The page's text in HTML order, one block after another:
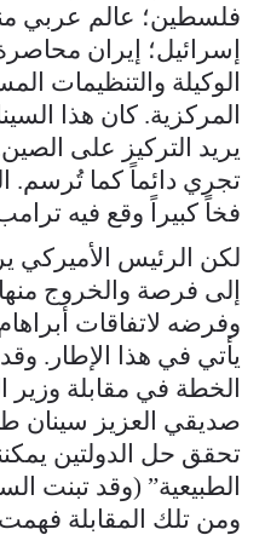
فلسطين؛ عالم عربي
إسرائيل؛ إيران
الوكيلة والتنظيمات
المركزية. كان هذا
يريد التركيز على
تجري دائماً كما تُرسم.
فخاً كبيراً وقع فيه
لكن الرئيس الأميركي
إلى فرصة والخروج
وفرضه لاتفاقات
يأتي في هذا الإطار.
الخطة في مقابلة وزير
صديقي العزيز سينان
تحقق حل الدولتين
الطبيعية” (وقد تبنت
ومن تلك المقابلة